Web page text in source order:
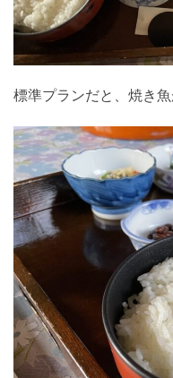
標準プランだと、焼き魚